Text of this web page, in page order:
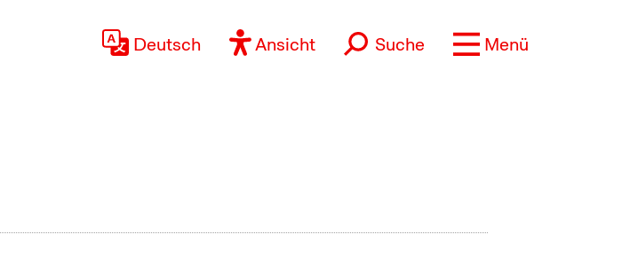
Deutsch Ansicht Suche Menü